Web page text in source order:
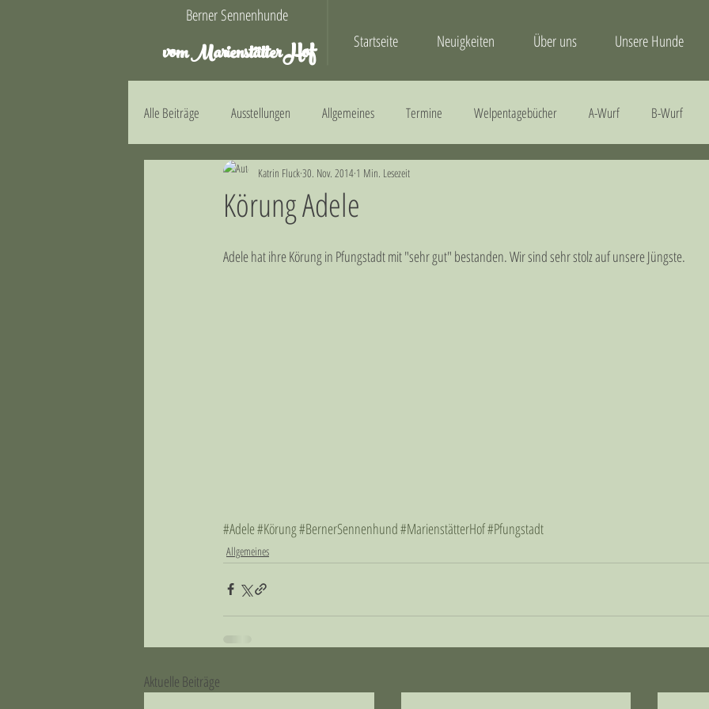
Berner Sennenhunde
vom MarienstätterHof
Alle Beiträge Ausstellungen Allgemeines Termine Welpentagebücher A-Wurf B-Wurf
F-Wurf G-Wurf Gesundheit
Körung Adele
Katrin Fluck30. Nov. 2014 1 Min. Lesezeit
Adele hat ihre Körung in Pfungstadt mit "sehr gut" bestanden. Wir sind sehr stolz auf unsere Jüngste.
#Adele#Körung#BernerSennenhund#MarienstätterHof#Pfungstadt
Allgemeines
Aktuelle Beiträge
Startseite Neuigkeiten Über uns Unsere Hunde